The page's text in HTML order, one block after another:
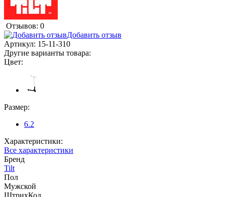
Отзывов: 0
Добавить отзыв
Артикул: 15-11-310
Другие варианты товара:
Цвет:
Размер:
6.2
Характеристики:
Все характеристики
Бренд
Tilt
Пол
Мужской